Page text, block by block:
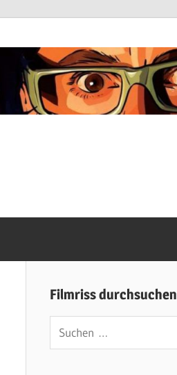
Filmriss durchsuchen
Suchen
nach: